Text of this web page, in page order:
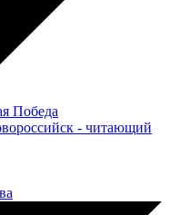
Победа
- читающий